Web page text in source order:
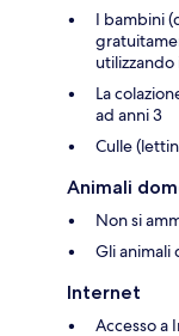
I bambini
La
ad anni 3
Culle
Animali
Non si
Gli animali
Internet
Accesso a